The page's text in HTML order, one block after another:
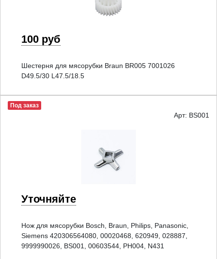
100 руб
Шестерня для мясорубки Braun BR005 7001026
D49.5/30 L47.5/18.5
Под заказ
Арт: BS001
Уточняйте
Нож для мясорубки Bosch, Braun, Philips, Panasonic,
Siemens 420306564080, 00020468, 620949, 028887,
9999990026, BS001, 00603544, PH004, N431